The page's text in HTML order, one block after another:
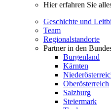
Hier erfahren Sie
Geschichte und
Team
Regionalstandorte
Partner in den
Burgenland
Kärnten
Oberösterreich
Salzburg
Steiermark